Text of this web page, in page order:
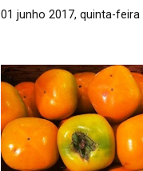
01 junho 2017, quinta-feira